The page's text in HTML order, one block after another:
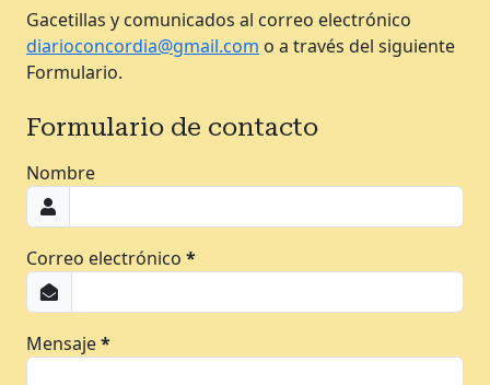
Gacetillas y comunicados al correo electrónico
diarioconcordia@gmail.com o a través del siguiente
Formulario.
Formulario de contacto
Nombre
Correo electrónico *
Mensaje*